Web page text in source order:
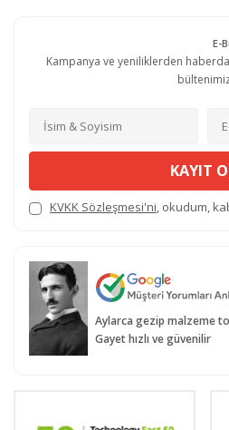
E-
Kampanya ve yeniliklerden
KAYIT
KVKK Sözleşmesi'ni, okudum,
Aylarca gezip malzeme
Gayet hızlı ve güvenilir